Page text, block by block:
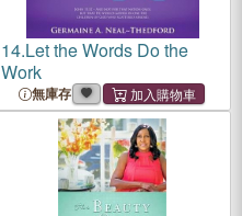
14.Let the Words Do the
Work
無庫存